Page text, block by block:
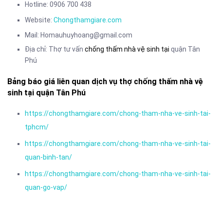
Hotline: 0906 700 438
Website: Chongthamgiare.com
Mail: Homauhuyhoang@gmail.com
Địa chỉ: Thợ tư vấn chống thấm nhà vệ sinh tại quận Tân
Phú
Bảng báo giá liên quan dịch vụ thợ chống thấm nhà vệ
sinh tại quận Tân Phú
https://chongthamgiare.com/chong-tham-nha-ve-sinh-tai-
tphcm/
https://chongthamgiare.com/chong-tham-nha-ve-sinh-tai-
quan-binh-tan/
https://chongthamgiare.com/chong-tham-nha-ve-sinh-tai-
quan-go-vap/